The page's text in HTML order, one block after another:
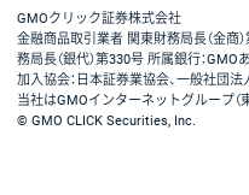
GMOクリック証券株式会社
金融商品取引業者 関東財務局長（金商
務局長（銀代）第330号 所属銀行：
加入協会：日本証券業協会、一般社団
当社はGMOインターネットグループ（
© GMO CLICK Securities, Inc.